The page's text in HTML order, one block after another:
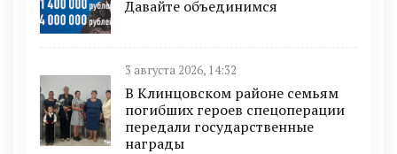
Давайте объединимся
3 августа 2026, 14:32
В Клинцовском районе семьям
погибших героев спецоперации
передали государственные
награды